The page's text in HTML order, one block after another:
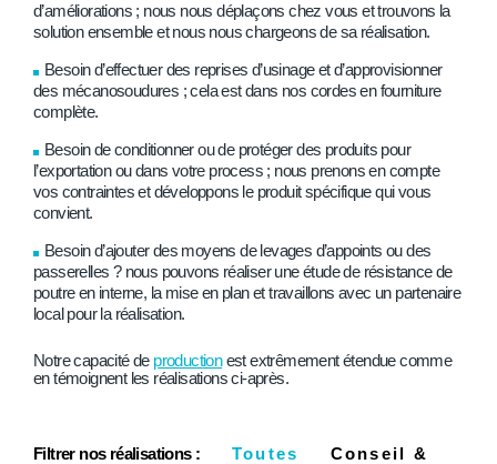
d’améliorations ; nous nous déplaçons chez vous et trouvons la
solution ensemble et nous nous chargeons de sa réalisation.
Besoin d’effectuer des reprises d’usinage et d’approvisionner
des mécanosoudures ; cela est dans nos cordes en fourniture
complète.
Besoin de conditionner ou de protéger des produits pour
l’exportation ou dans votre process ; nous prenons en compte
vos contraintes et développons le produit spécifique qui vous
convient.
Besoin d’ajouter des moyens de levages d’appoints ou des
passerelles ? nous pouvons réaliser une étude de résistance de
poutre en interne, la mise en plan et travaillons avec un partenaire
local pour la réalisation.
Notre capacité de productionest extrêmement étendue comme
en témoignent les réalisations ci-après.
Filtrer nos réalisations : Toutes
Conseil &